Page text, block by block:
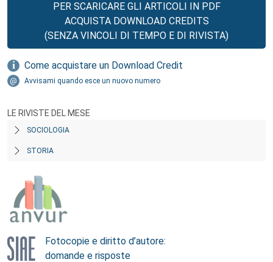
PER SCARICARE GLI ARTICOLI IN PDF
ACQUISTA DOWNLOAD CREDITS
(SENZA VINCOLI DI TEMPO E DI RIVISTA)
Come acquistare un Download Credit
Avvisami quando esce un nuovo numero
LE RIVISTE DEL MESE
SOCIOLOGIA
STORIA
Fotocopie e diritto d’autore:
domande e risposte